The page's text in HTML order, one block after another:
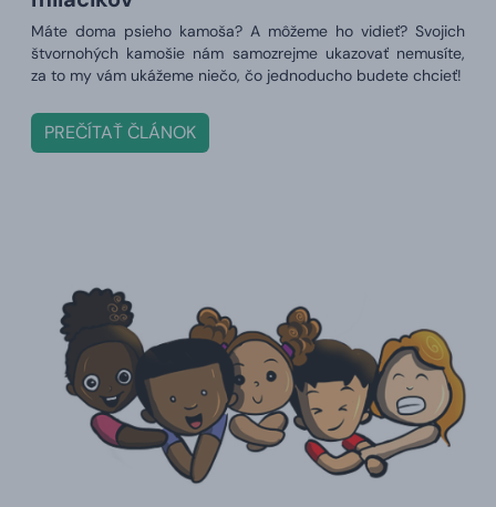
Máte doma psieho kamoša? A môžeme ho vidieť? Svojich
štvornohých kamošie nám samozrejme ukazovať nemusíte,
za to my vám ukážeme niečo, čo jednoducho budete chcieť!
PREČÍTAŤ ČLÁNOK